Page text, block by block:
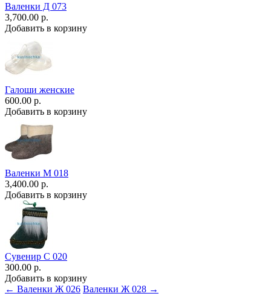
Валенки Д 073
3,700.00 р.
Добавить в корзину
Галоши женские
600.00 р.
Добавить в корзину
Валенки М 018
3,400.00 р.
Добавить в корзину
Сувенир С 020
300.00 р.
Добавить в корзину
← Валенки Ж 026 Валенки Ж 028 →